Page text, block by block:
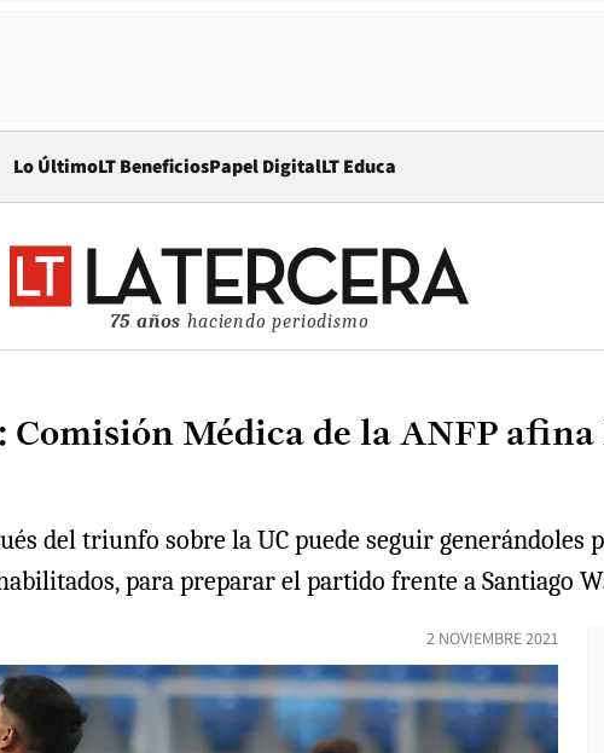
Lo ÚltimoLT BeneficiosPapel DigitalOpens in new window
LT Educa
75 años haciendo periodismo
Comisión Médica de la ANFP
del triunfo sobre la UC puede seguir
para preparar el partido frente a Santiago
2 NOVIEMBRE 2021